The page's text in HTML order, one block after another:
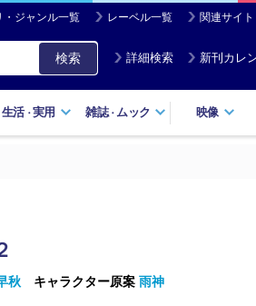
・ジャンル一覧 レーベル一覧 関連サイト
検索 詳細検索 新刊カレ
生活・実用 雑誌・ ムック 映像
秋 キャラクター原案 雨神